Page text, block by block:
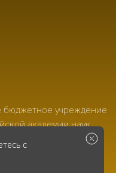
бюджетное учреждение
академии наук,
с